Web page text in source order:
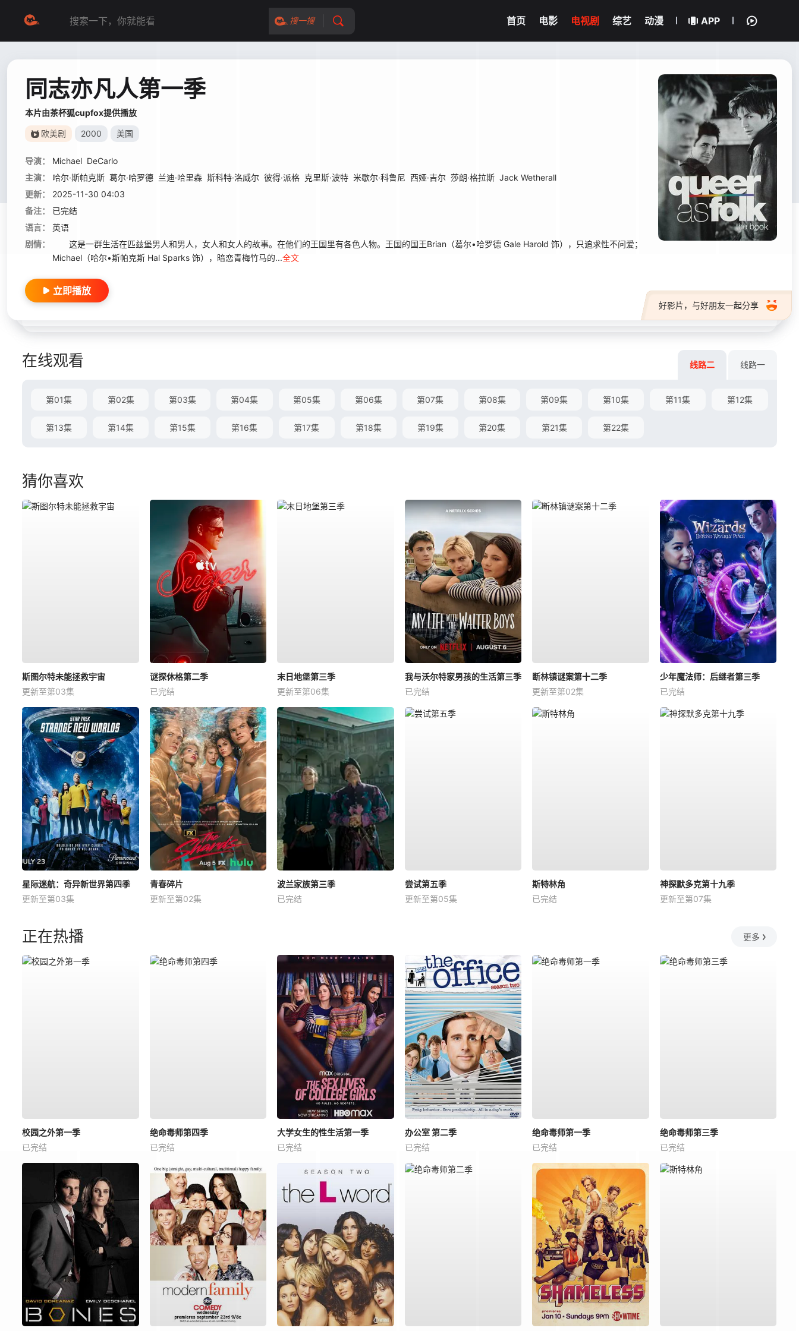
搜一搜 首页 电影 电视剧 综艺 动漫 APP
同志亦凡人第一季
本片由茶杯狐cupfox提供播放
欧美剧 2000 美国
导演： Michael DeCarlo
主演：
哈尔·斯帕克斯 葛尔·哈罗德 兰迪·哈里森 斯科特·洛威尔 彼得·派格 克里斯·波特 米歇尔·科鲁尼 西娅·吉尔 莎朗·格拉斯 Jack Wetherall
更新：
2025-11-30 04:03
备注：
已完结
语言：
英语
剧情：
这是一群生活在匹兹堡男人和男人，女人和女人的故事。在他们的王国里有各色人物。王国的国王Brian（葛尔•哈罗德 Gale Harold 饰），只追求性不问爱；
Michael（哈尔•斯帕克斯 Hal Sparks 饰），暗恋青梅竹马的...全文
好影片，与好朋友一起分享
立即播放
在线观看 线路二 线路一
第01集 第02集 第03集 第04集 第05集 第06集 第07集 第08集 第09集 第10集 第11集 第12集
第13集 第14集 第15集 第16集 第17集 第18集 第19集 第20集 第21集 第22集
猜你喜欢
斯图尔特未能拯救宇宙
更新至第03集
谜探休格第二季
已完结
末日地堡第三季
更新至第06集
我与沃尔特家男孩的生活第三季
已完结
断林镇谜案第十二季
更新至第02集
少年魔法师：后继者第三季
已完结
星际迷航：奇异新世界第四季
更新至第03集
青春碎片
更新至第02集
波兰家族第三季
已完结
尝试第五季
更新至第05集
斯特林角
已完结
神探默多克第十九季
更新至第07集
正在热播 更多
校园之外第一季
已完结
绝命毒师第四季
已完结
大学女生的性生活第一季
已完结
办公室 第二季
已完结
绝命毒师第一季
已完结
绝命毒师第三季
已完结